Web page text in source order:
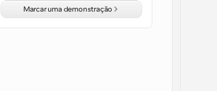
Marcar uma demonstração